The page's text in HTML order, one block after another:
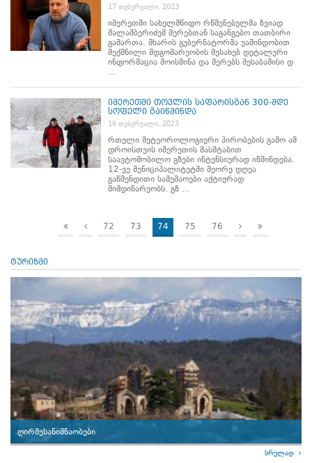
17 თებერვალი, 2023
იმერეთში სახელმწიფო რწმუნებულმა ზვიად
შალამბერიძემ მერებთან საგანგებო თათბირი
გამართა. მხარის გუბერნატორმა უამინდობით
შექმნილი მდგომარეობის შესახებ დეტალური
ინფორმაცია მოისმინა და მერებს შესაბამისი დ
...
იმერეთში თოვლის საფარისგან 300-მდე
სოფელი გაიწმინდა
16 თებერვალი, 2023
რთული მეტეოროლოგიური პირობების გამო ამ
დროისთვის იმერეთის მასშტაბით
საავტომობილო გზები ინტენსიურად იწმინდება.
12-ვე მუნიციპალიტეტში მეორე დღეა
გაწმენდითი სამუშაოები აქტიურად
მიმდინარეობს. გზ ...
72 73 74 75 76
ტურიზმი
ღირშესანიშნაობები
სრულად